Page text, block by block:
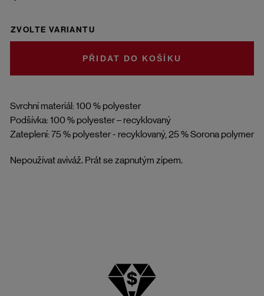
Svrchní materiál: 100 % polyester
Podšívka: 100 % polyester – recyklovaný
Zateplení: 75 % polyester - recyklovaný, 25 % Sorona polymer
Nepoužívat aviváž. Prát se zapnutým zipem.
ZVOLTE VARIANTU
DO KOŠÍKU